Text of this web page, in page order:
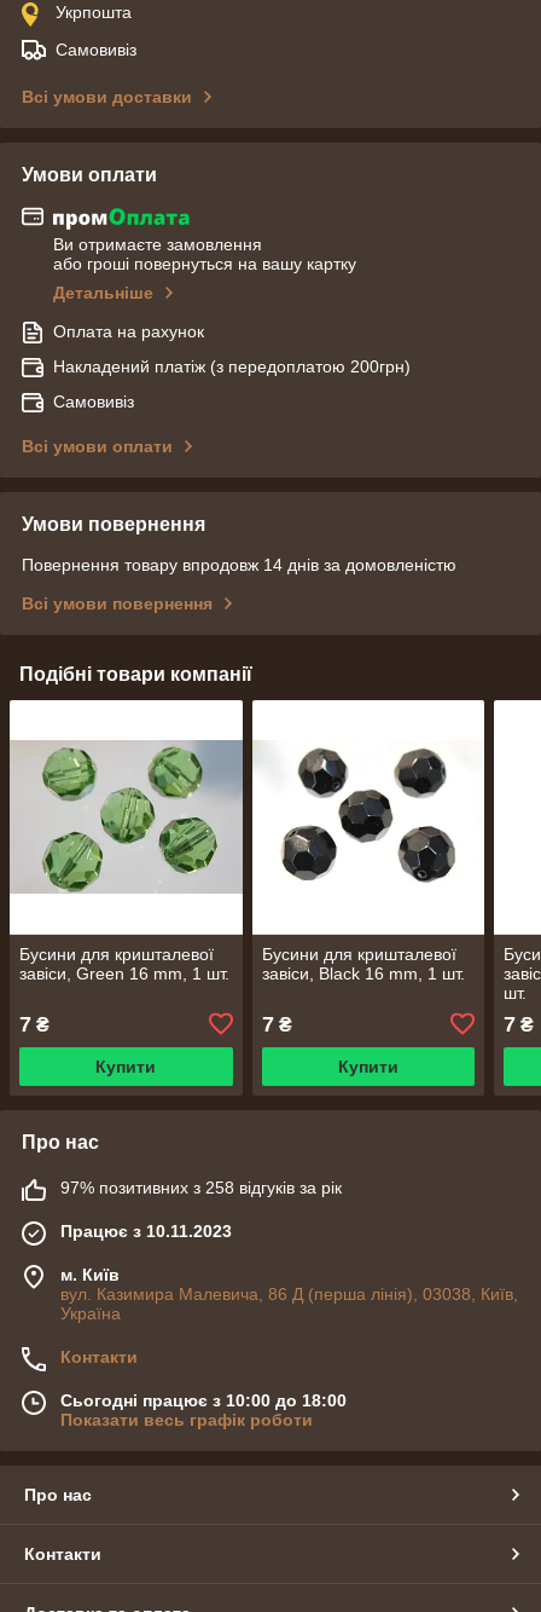
Укрпошта
Самовивіз
Всі умови доставки
Умови оплати
Ви отримаєте замовлення
або гроші повернуться на вашу картку
Детальніше
Оплата на рахунок
Накладений платіж (з передоплатою 200грн)
Самовивіз
Всі умови оплати
Умови повернення
Повернення товару впродовж 14 днів за домовленістю
Всі умови повернення
Подібні товари компанії
Бусини для кришталевої
завіси, Green 16 mm, 1 шт.
7 ₴
Купити
Бусини для кришталевої
завіси, Black 16 mm, 1 шт.
7₴
Купити
шт.
7 ₴
Про нас
97% позитивних з 258 відгуків за рік
Працює з 10.11.2023
м. Київ
вул. Казимира Малевича, 86 Д (перша лінія), 03038, Київ,
Україна
Контакти
Сьогодні працює з 10:00 до 18:00
Показати весь графік роботи
Про нас
Контакти